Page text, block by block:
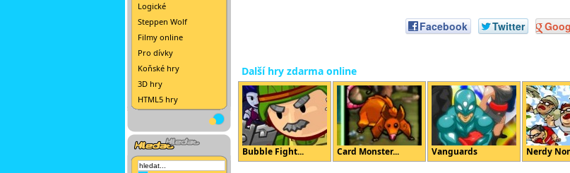
Logické
Steppen Wolf
Filmy online
Pro dívky
Koňské hry
3D hry
HTML5 hry
Facebook Twitter
Další hry zdarma online
Bubble Fight... Card Monster... Vanguards Nerdy